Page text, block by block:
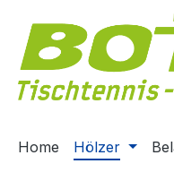
Hauptinhalt springen
Zur Suche springen
Zur
Home Hölzer